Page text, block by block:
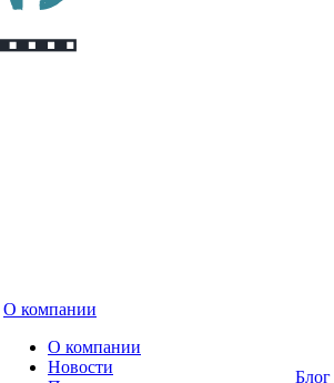
О компании
О компании
Новости
Блог